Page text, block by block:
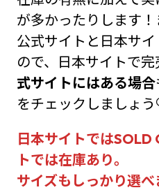
が多かったりします
公式サイトと日本サ
ので、日本サイトで完
式サイトにはある場合
をチェックしましょう
日本サイトではSOLD
トでは在庫あり。
サイズもしっかり選べ